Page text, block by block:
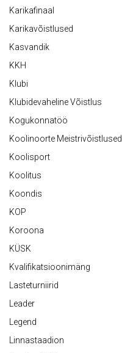
Karikafinaal
Karikavõistlused
Kasvandik
KKH
Klubi
Klubidevaheline Võistlus
Kogukonnatöö
Koolinoorte Meistrivõistlused
Koolisport
Koolitus
Koondis
KOP
Koroona
KÜSK
Kvalifikatsioonimäng
Lasteturniirid
Leader
Legend
Linnastaadion